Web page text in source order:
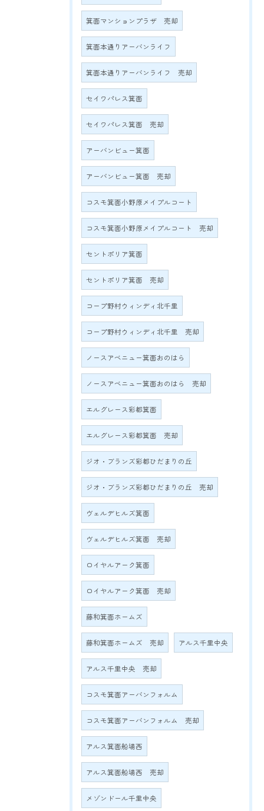
箕面マンションプラザ 売却
箕面本通りアーバンライフ
箕面本通りアーバンライフ 売却
セイワパレス箕面
セイワパレス箕面 売却
アーバンビュー箕面
アーバンビュー箕面 売却
コスモ箕面小野原メイプルコート
コスモ箕面小野原メイプルコート 売却
セントポリア箕面
セントポリア箕面 売却
コープ野村ウィンディ北千里
コープ野村ウィンディ北千里 売却
ノースアベニュー箕面おのはら
ノースアベニュー箕面おのはら 売却
エルグレース彩都箕面
エルグレース彩都箕面 売却
ジオ・ブランズ彩都ひだまりの丘
ジオ・ブランズ彩都ひだまりの丘 売却
ヴェルデヒルズ箕面
ヴェルデヒルズ箕面 売却
ロイヤルアーク箕面
ロイヤルアーク箕面 売却
藤和箕面ホームズ
藤和箕面ホームズ 売却 アルス千里中央
アルス千里中央 売却
コスモ箕面アーバンフォルム
コスモ箕面アーバンフォルム 売却
アルス箕面船場西
アルス箕面船場西 売却
メゾンドール千里中央